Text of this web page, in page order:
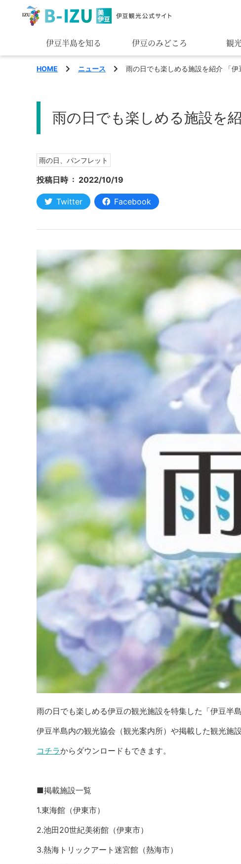
伊豆半島を知る 伊豆のみどころ
みる
あじわう
観
HOME ニュース 雨の日でも楽しめる施設を紹介 「
雨の日でも楽しめる施設を
雨の日、パンフレット
投稿日時 : 2022/10/19
Twitter Facebook
雨の日でも楽しめる伊豆の観光施設を特集した「伊豆半
伊豆半島内の観光協会（観光案内所）や掲載した観光施
コチラからダウンロードもできます。
■掲載施設一覧
1.東海館（伊東市）
2.池田20世紀美術館（伊東市）
3.熱海トリックアート迷宮館（熱海市）